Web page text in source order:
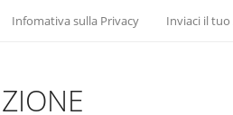
Infomativa sulla Privacy Inviaci il